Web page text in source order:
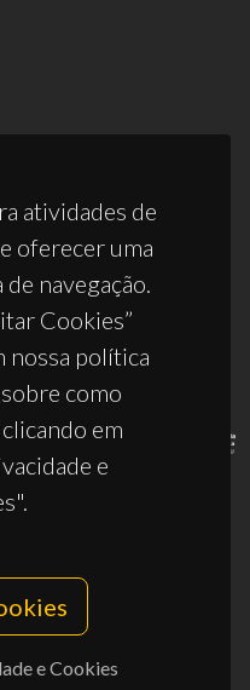
atividades de
oferecer uma
navegação.
Cookies”
nossa política
como
em
e
e Cookies
PRR2/50011/2025